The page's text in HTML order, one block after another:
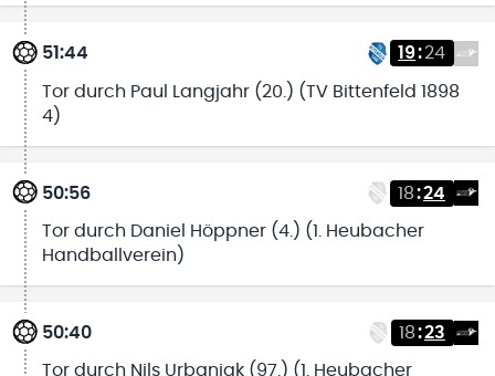
51:44 19:24
Tor durch Paul Langjahr (20.) (TV Bittenfeld 1898
4)
50:56 18:24
Tor durch Daniel Höppner (4.) (1. Heubacher
Handballverein)
50:40 18:23
Tor durch Nils Urbaniak (97.) (1. Heubacher